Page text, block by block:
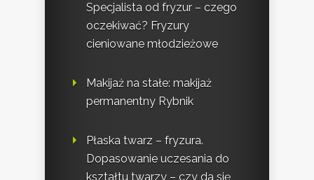
Specjalista od fryzur – czego
oczekiwać? Fryzury
cieniowane młodzieżowe
Makijaż na stałe: makijaż
permanentny Rybnik
Płaska twarz – fryzura.
Dopasowanie uczesania do
kształtu twarzy – czy da się